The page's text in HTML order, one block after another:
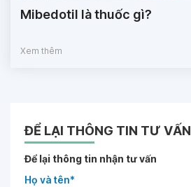
Mibedotil là thuốc gì?
Xem thêm
ĐỂ LẠI THÔNG TIN TƯ VẤN
Để lại thông tin nhận tư vấn
Họ và tên*